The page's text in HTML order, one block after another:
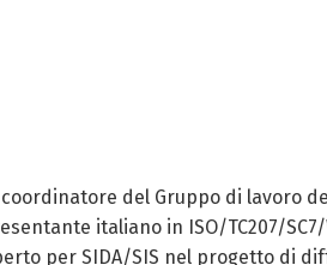
del Gruppo di lavoro
italiano in ISO/TC207/SC7/
per SIDA/SIS nel progetto di